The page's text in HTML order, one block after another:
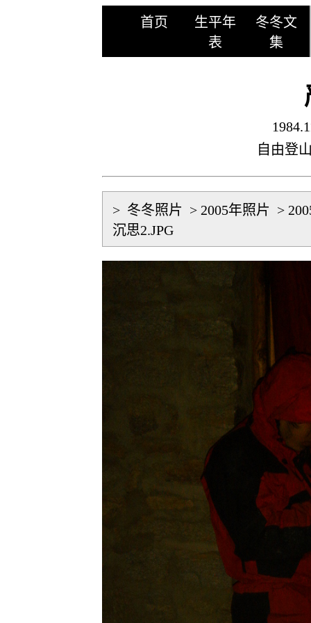
首页
生平年
表
冬冬文
集
自由登
> 冬冬照片 > 2005年照片 >
沉思2.JPG